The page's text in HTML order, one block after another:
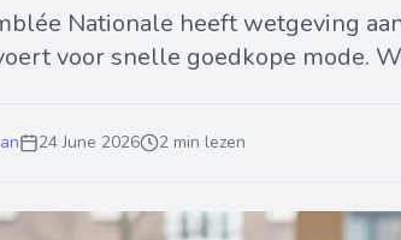
Nationale heeft wetgeving
voor snelle goedkope mode.
24 June 2026 2 min lezen